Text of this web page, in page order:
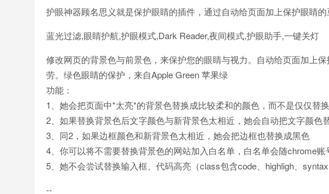
护眼神器顾名思义就是保护眼睛的插件，通过自动给页面加上保护眼睛
蓝光过滤,眼睛护航,护眼模式,Dark Reader,夜间模式,护眼助手,一键关灯
修改网页的背景色与前景色，来保护您的眼睛与视力。自动给页面加上
劳。绿色眼睛的保护，来自Apple Green 苹果绿
功能：
1、她会把页面中*太亮*的背景色替换成比较柔和的颜色，而不是仅仅替
2、如果替换背景色后文字颜色与新背景色太相近，她会自动把文字颜色
3、同2，如果边框颜色和新背景色太相近，她会把边框也替换成黑色
4、你可以将不需要替换背景色的网站加入白名单，白名单会随chrome账
5、她不会尝试替换输入框、代码高亮（class包含code、highligh、
--